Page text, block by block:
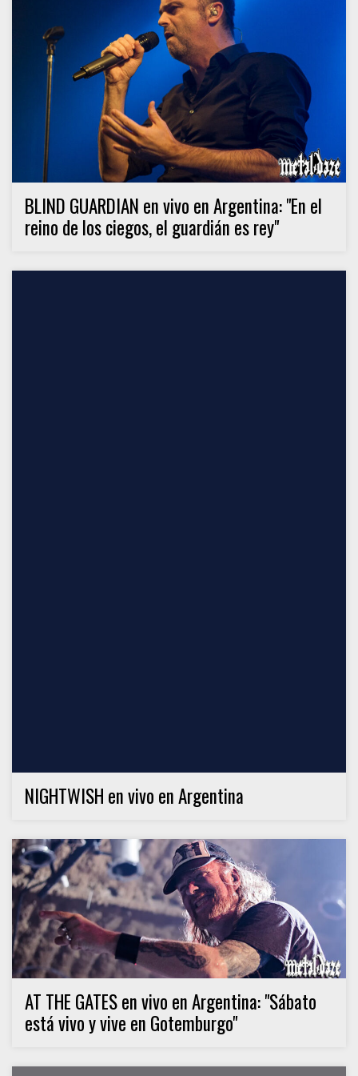
BLIND GUARDIAN en vivo en Argentina: "En el
reino de los ciegos, el guardián es rey"
NIGHTWISH en vivo en Argentina
AT THE GATES en vivo en Argentina: "Sábato
está vivo y vive en Gotemburgo"